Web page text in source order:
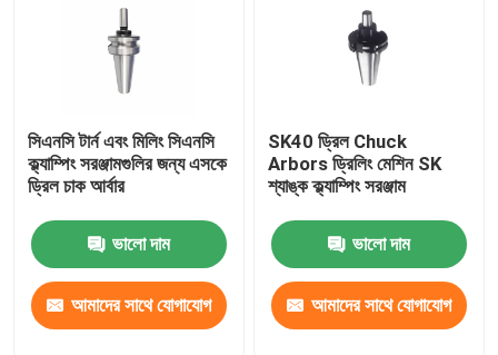
সিএনসি টার্ন এবং মিলিং সিএনসি
ক্ল্যাম্পিং সরঞ্জামগুলির জন্য এসকে
ড্রিল চাক আর্বার
ভালো দাম
আমাদের সাথে যোগাযোগ
SK40 ড্রিল Chuck
Arbors ড্রিলিং মেশিন SK
শ্যাঙ্ক ক্ল্যাম্পিং সরঞ্জাম
ভালো দাম
আমাদের সাথে যোগাযোগ